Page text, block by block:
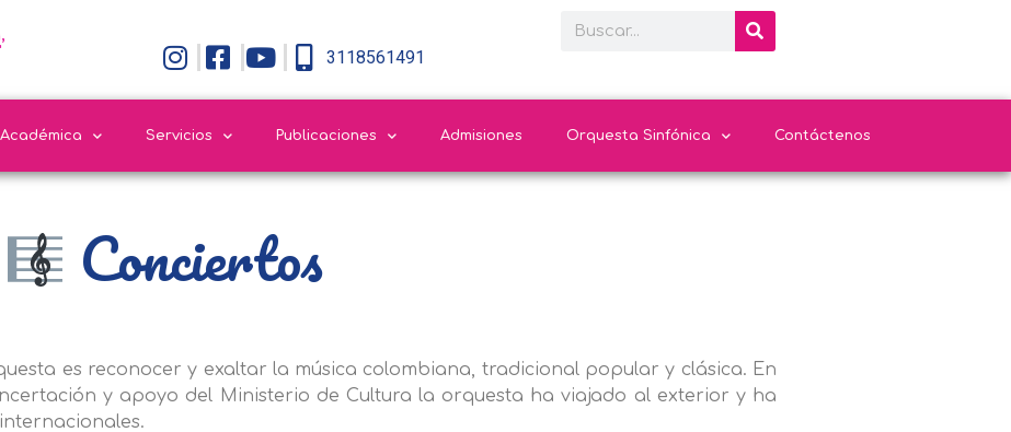
3118561491
Servicios Publicaciones Admisiones Orquesta Sinfónica Contáctenos
Conciertos
es reconocer y exaltar la música colombiana, tradicional popular y clásica. En
y apoyo del Ministerio de Cultura la orquesta ha viajado al exterior y ha